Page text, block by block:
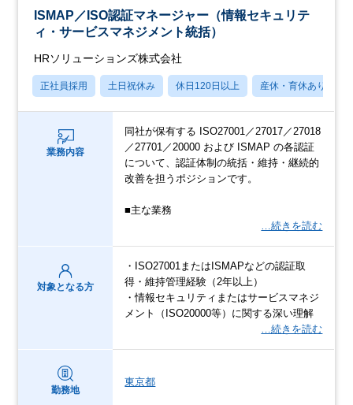
ISMAP／ISO認証マネージャー（情報セキュリテ
ィ・サービスマネジメント統括）
HRソリューションズ株式会社
正社員採用 土日祝休み 休日120日以上 産休・育休あり
業務内容
同社が保有する ISO27001／27017／27018
／27701／20000 および ISMAP の各認証
について、認証体制の統括・維持・継続的
改善を担うポジションです。
■主な業務
…続きを読む
対象となる方
・ISO27001またはISMAPなどの認証取
得・維持管理経験（2年以上）
・情報セキュリティまたはサービスマネジ
メント（ISO20000等）に関する深い理解
…続きを読む
勤務地
東京都